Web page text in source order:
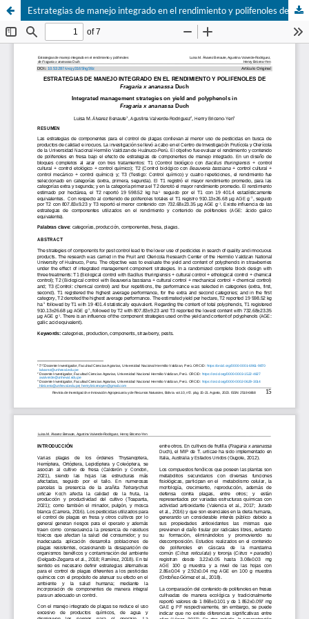
Estrategias de manejo integrado en el rendimiento y polifenoles de Fragaria x ananassa Duch